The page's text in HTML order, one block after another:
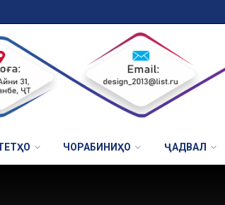
ЧОРАБИНИҲО ҶАДВАЛ